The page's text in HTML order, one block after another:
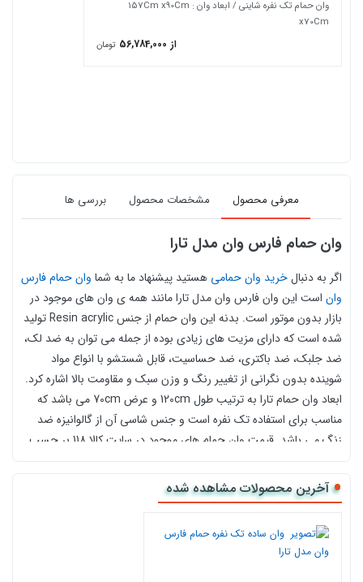
وان حمام تک نفره شاینی / ابعاد وان : 157Cm x90Cm
x70Cm
از 56,784,000 تومان
معرفی محصول مشخصات محصول بررسی ها
وان حمام فارس وان مدل تارا
اگر به دنبالخرید وان حمامی هستید پیشنهاد ما به شما وان حمام فارس
وان است این وان فارس وان مدل تارا مانند همه ی وان های موجود در
بازار بدون موتور است. بدنه این وان حمام از جنس Resin acrylic تولید
شده است که دارای مزیت های زیادی بوده از جمله می توان به ضد لک،
ضد جلبک، ضد باکتری، ضد حساسیت، قابل شستشو با انواع مواد
شوینده بدون نگرانی از تغییر رنگ و وزن سبک و مقاومت بالا اشاره کرد.
ابعاد وان حمام تارا به ترتیب طول 120cm و عرض 70cm می باشد که
مناسب برای استفاده تک نفره است و جنس شاسی آن از گالوانیزه ضد
زنگ می باشد. قیمت وان حمام های موجود در سایت کالا 118 بر حسب
کنید. این محصول جزو وان های ساده فارس وان می باشد در صورتی که
بخواهید مدل وقیمت وان و جکوزی خانگی
کلیک کنید.
شاسی ضد زنگ
آخرین محصولات مشاهده شده